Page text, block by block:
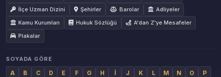
İlçe Uzman Dizini
Şehirler Barolar
Adliyeler
Kamu Kurumları
Hukuk Sözlüğü
A'dan Z'ye Mesafeler
Plakalar
SOYADA GÖRE
A B C D E F G H İ J K L M N O
P